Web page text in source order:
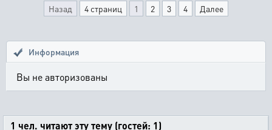
Назад 4 страниц 1 2 3 4 Далее
Информация
Вы не авторизованы
1 чел. читают эту тему (гостей: 1)